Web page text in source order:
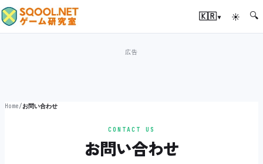
🇰🇷▾ ☀ 🔍
Home/お問い合わせ
CONTACT US
お問い合わせ